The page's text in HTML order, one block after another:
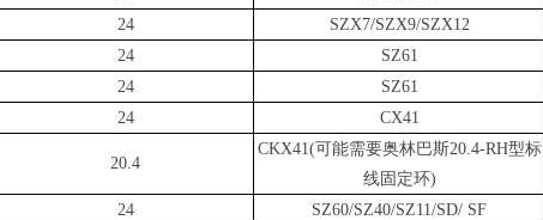
24
SZX7/SZX9/SZX12
24
SZ61
24
SZ61
24 CX41
20.4
CKX41(可能需要奥林巴斯20.4-RH型标
线固定环)
24
SZ60/SZ40/SZ11/SD/ SF